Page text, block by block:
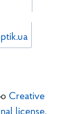
Creative